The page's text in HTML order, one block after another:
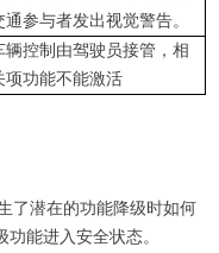
通参与者发出视觉警告。
辆控制由驾驶员接管，相
项功能不能激活
了潜在的功能降级时如何
功能进入安全状态。